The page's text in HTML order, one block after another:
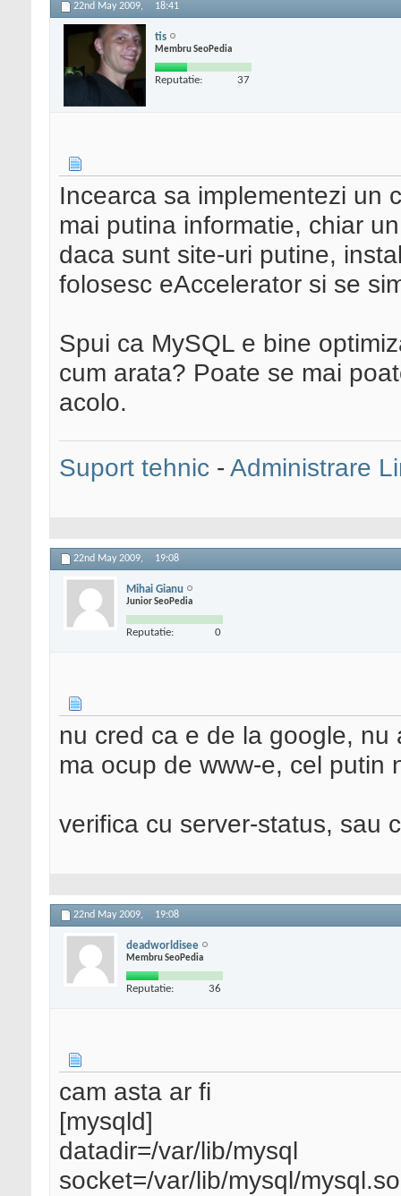
22nd May 2009, 18:41
tis
Membru SeoPedia
Reputatie: 37
Incearca sa implementezi un
mai putina informatie, chiar
daca sunt site-uri putine,
folosesc eAccelerator si se
Spui ca MySQL e bine
cum arata? Poate se mai
acolo.
Suport tehnic - Administrare
22nd May 2009, 19:08
Mihai Gianu
Junior SeoPedia
Reputatie: 0
nu cred ca e de la google,
ma ocup de www-e, cel putin
verifica cu server-status, sau
22nd May 2009, 19:08
deadworldisee
Membru SeoPedia
Reputatie: 36
cam asta ar fi
[mysqld]
datadir=/var/lib/mysql
socket=/var/lib/mysql/